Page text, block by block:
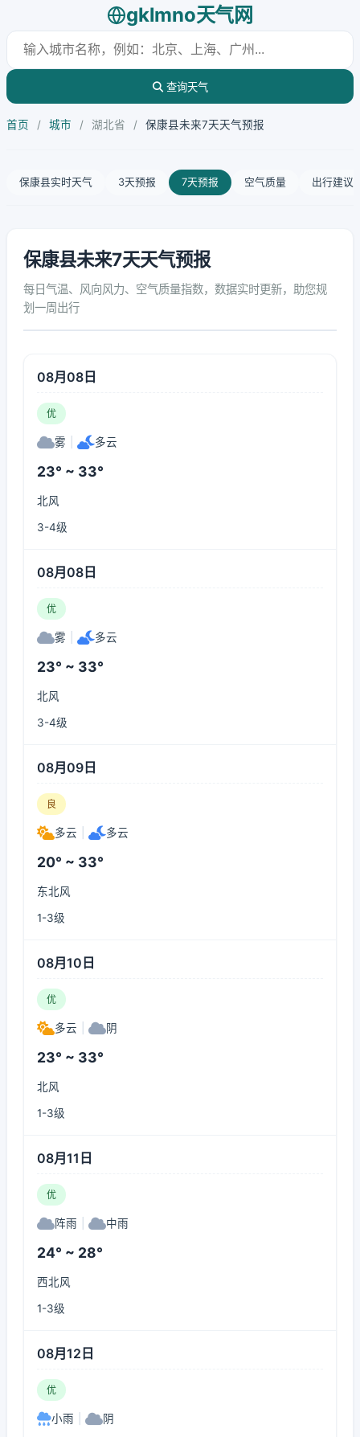
gklmno天气网
查询天气
首页 / 城市 / 湖北省 / 保康县未来7天天气预报
保康县实时天气 3天预报 7天预报 空气质量 出行建议
保康县未来7天天气预报
每日气温、风向风力、空气质量指数，数据实时更新，助您规
划一周出行
08月08日
优
雾 多云
23° ~ 33°
北风
3-4级
08月08日
优
雾 多云
23° ~ 33°
北风
3-4级
08月09日
良
多云 多云
20° ~ 33°
东北风
1-3级
08月10日
优
多云 阴
23° ~ 33°
北风
1-3级
08月11日
优
阵雨 中雨
24° ~ 28°
西北风
1-3级
08月12日
优
小雨 阴